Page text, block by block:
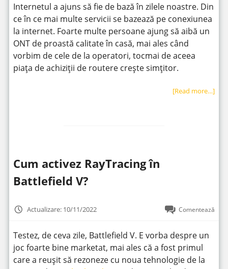
Internetul a ajuns să fie de bază în zilele noastre. Din
ce în ce mai multe servicii se bazează pe conexiunea
la internet. Foarte multe persoane ajung să aibă un
ONT de proastă calitate în casă, mai ales când
vorbim de cele de la operatori, tocmai de aceea
piața de achiziții de routere crește simțitor.
[Read more…]
Cum activez RayTracing în
Battlefield V?
Actualizare: 10/11/2022 Comentează
Testez, de ceva zile, Battlefield V. E vorba despre un
joc foarte bine marketat, mai ales că a fost primul
care a reușit să rezoneze cu noua tehnologie de la